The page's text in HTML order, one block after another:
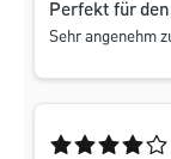
Perfekt für
Sehr angenehm